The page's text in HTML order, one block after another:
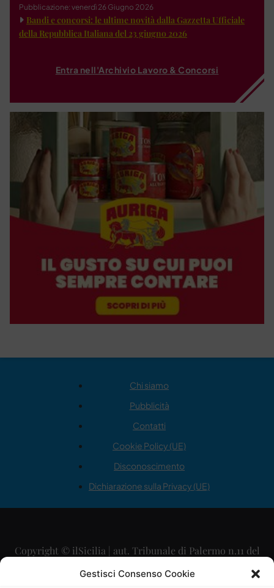
Gestisci Consenso Cookie
Pubblicazione: venerdì 26 Giugno 2026
Bandi e concorsi: le ultime novità dalla Gazzetta Ufficiale
della Repubblica Italiana del 23 giugno 2026
Entra nell'Archivio Lavoro & Concorsi
Chi siamo
Pubblicità
Contatti
Cookie Policy (UE)
Disconoscimento
Dichiarazione sulla Privacy (UE)
Copyright © ilSicilia | aut. Tribunale di Palermo n.11 del
29/09/2015